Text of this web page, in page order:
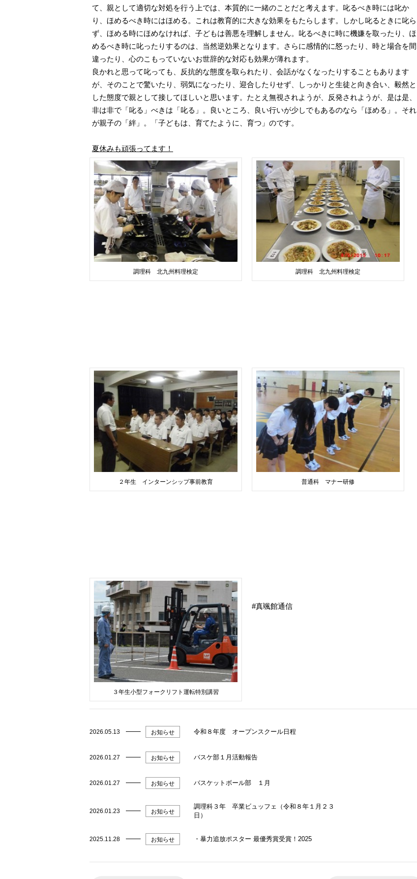
て、親として適切な対処を行う上では、本質的に一緒のことだと考えます。叱るべき時には叱か
り、ほめるべき時にはほめる。これは教育的に大きな効果をもたらします。しかし叱るときに叱ら
ず、ほめる時にほめなければ、子どもは善悪を理解しません。叱るべきに時に機嫌を取ったり、ほ
めるべき時に叱ったりするのは、当然逆効果となります。さらに感情的に怒ったり、時と場合を間
違ったり、心のこもっていないお世辞的な対応も効果が薄れます。
良かれと思って叱っても、反抗的な態度を取られたり、会話がなくなったりすることもあります
が、そのことで驚いたり、弱気になったり、迎合したりせず、しっかりと生徒と向き合い、毅然と
した態度で親として接してほしいと思います。たとえ無視されようが、反発されようが、是は是、
非は非で「叱る」べきは「叱る」。良いところ、良い行いが少しでもあるのなら「ほめる」。それ
が親子の「絆」。「子どもは、育てたように、育つ」のです。
夏休みも頑張ってます！
調理科 北九州料理検定 調理科 北九州料理検定
２年生 インターンシップ事前教育 普通科 マナー研修
３年生小型フォークリフト運転特別講習
真颯館通信
2026.05.13 お知らせ 令和８年度 オープンスクール日程
2026.01.27 お知らせ バスケ部１月活動報告
2026.01.27 お知らせ バスケットボール部 １月
2026.01.23 お知らせ
調理科３年 卒業ビュッフェ（令和８年１月２３
日）
2025.11.28 お知らせ ・暴力追放ポスター 最優秀賞受賞！2025